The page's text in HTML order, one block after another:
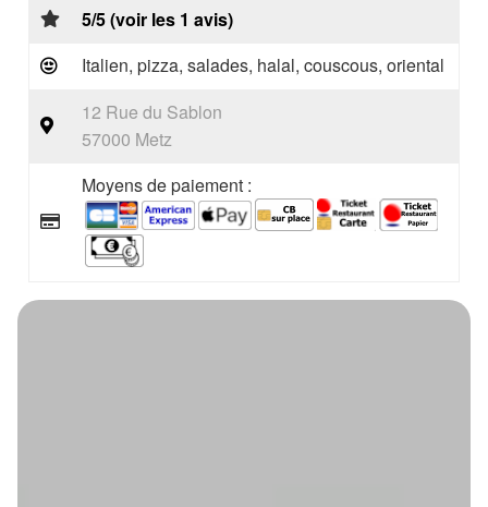
5/5 (voir les 1 avis)
Italien, pizza, salades, halal, couscous, oriental
12 Rue du Sablon
57000 Metz
Moyens de paiement :